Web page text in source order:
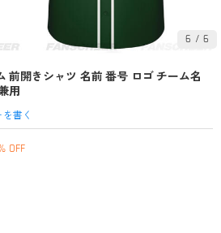
6 / 6
前開きシャツ 名前 番号 ロゴ チーム名
用
書く
OFF